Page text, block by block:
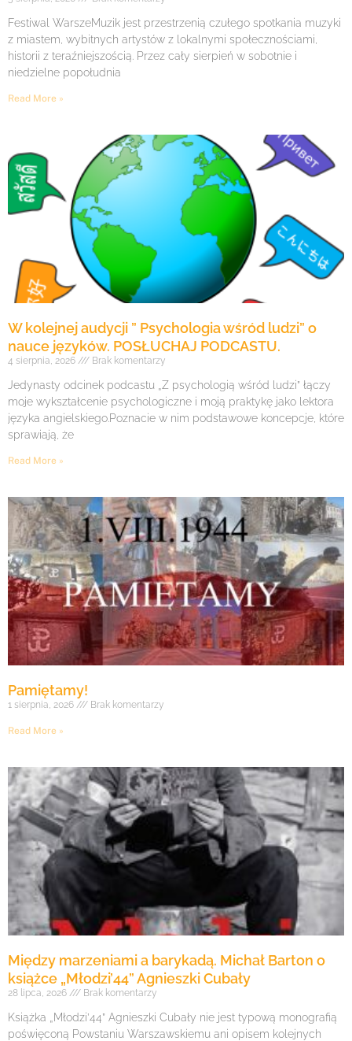
Festiwal WarszeMuzik jest przestrzenią czułego spotkania muzyki
z miastem, wybitnych artystów z lokalnymi społecznościami,
historii z teraźniejszością. Przez cały sierpień w sobotnie i
niedzielne popołudnia
Read More »
W kolejnej audycji ” Psychologia wśród ludzi” o
nauce języków. POSŁUCHAJ PODCASTU.
4 sierpnia, 2026 Brak komentarzy
Jedynasty odcinek podcastu „Z psychologią wśród ludzi” łączy
moje wykształcenie psychologiczne i moją praktykę jako lektora
języka angielskiego.Poznacie w nim podstawowe koncepcje, które
sprawiają, że
Read More »
Pamiętamy!
1 sierpnia, 2026 Brak komentarzy
Read More »
Między marzeniami a barykadą. Michał Barton o
książce „Młodzi’44” Agnieszki Cubały
28 lipca, 2026 Brak komentarzy
Książka „Młodzi’44” Agnieszki Cubały nie jest typową monografią
poświęconą Powstaniu Warszawskiemu ani opisem kolejnych